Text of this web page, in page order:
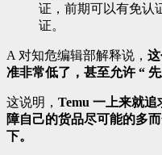
证，前期可以有免认
证。
A 对知危编辑部解释说，
准非常低了，甚至允许 “
这说明， Temu 一上来就
障自己的货品尽可能的多
下。